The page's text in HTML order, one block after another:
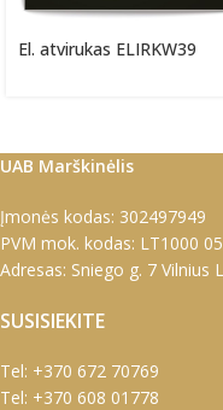
El. atvirukas ELIRKW39
UAB Marškinėlis
Įmonės kodas: 302497949
PVM mok. kodas: LT1000
Adresas: Sniego g. 7 Vilnius
SUSISIEKITE
Tel: +370 672 70769
Tel: +370 608 01778